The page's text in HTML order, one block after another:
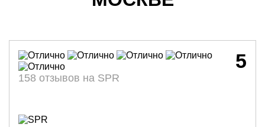
5
158 отзывов на SPR